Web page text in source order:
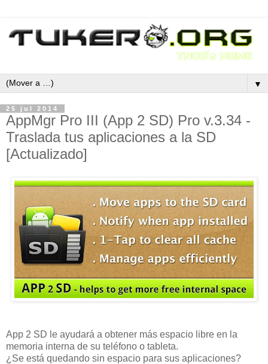
▼
25 jul 2014
AppMgr Pro III (App 2 SD) Pro v.3.34 -
Traslada tus aplicaciones a la SD
[Actualizado]
App 2 SD le ayudará a obtener más espacio libre en la
memoria interna de su teléfono o tableta.
¿Se está quedando sin espacio para sus aplicaciones?